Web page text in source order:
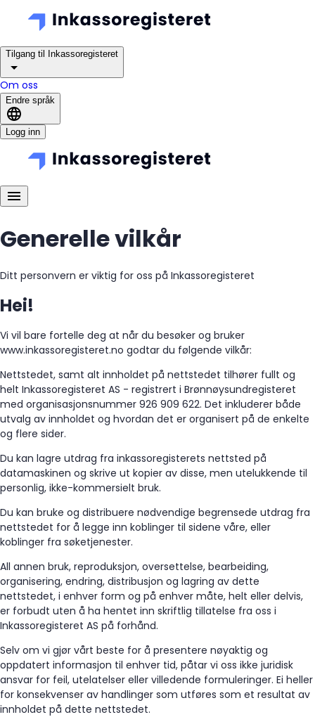
Tilgang til Inkassoregisteret
Om oss
Endre språk
Logg inn
Generelle vilkår
Ditt personvern er viktig for oss på Inkassoregisteret
Hei!
Vi vil bare fortelle deg at når du besøker og bruker
www.inkassoregisteret.no godtar du følgende vilkår:
Nettstedet, samt alt innholdet på nettstedet tilhører fullt og
helt Inkassoregisteret AS - registrert i Brønnøysundregisteret
med organisasjonsnummer 926 909 622. Det inkluderer både
utvalg av innholdet og hvordan det er organisert på de enkelte
og flere sider.
Du kan lagre utdrag fra inkassoregisterets nettsted på
datamaskinen og skrive ut kopier av disse, men utelukkende til
personlig, ikke-kommersielt bruk.
Du kan bruke og distribuere nødvendige begrensede utdrag fra
nettstedet for å legge inn koblinger til sidene våre, eller
koblinger fra søketjenester.
All annen bruk, reproduksjon, oversettelse, bearbeiding,
organisering, endring, distribusjon og lagring av dette
nettstedet, i enhver form og på enhver måte, helt eller delvis,
er forbudt uten å ha hentet inn skriftlig tillatelse fra oss i
Inkassoregisteret AS på forhånd.
Selv om vi gjør vårt beste for å presentere nøyaktig og
oppdatert informasjon til enhver tid, påtar vi oss ikke juridisk
ansvar for feil, utelatelser eller villedende formuleringer. Ei heller
for konsekvenser av handlinger som utføres som et resultat av
innholdet på dette nettstedet.